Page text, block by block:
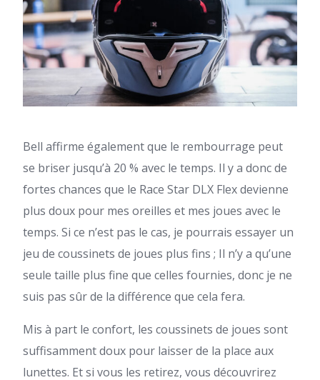
Bell affirme également que le rembourrage peut
se briser jusqu’à 20 % avec le temps. Il y a donc de
fortes chances que le Race Star DLX Flex devienne
plus doux pour mes oreilles et mes joues avec le
temps. Si ce n’est pas le cas, je pourrais essayer un
jeu de coussinets de joues plus fins ; Il n’y a qu’une
seule taille plus fine que celles fournies, donc je ne
suis pas sûr de la différence que cela fera.
Mis à part le confort, les coussinets de joues sont
suffisamment doux pour laisser de la place aux
lunettes. Et si vous les retirez, vous découvrirez